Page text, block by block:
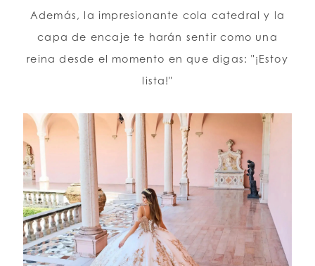
Además, la impresionante cola catedral y la
capa de encaje te harán sentir como una
reina desde el momento en que digas: "¡Estoy
lista!"